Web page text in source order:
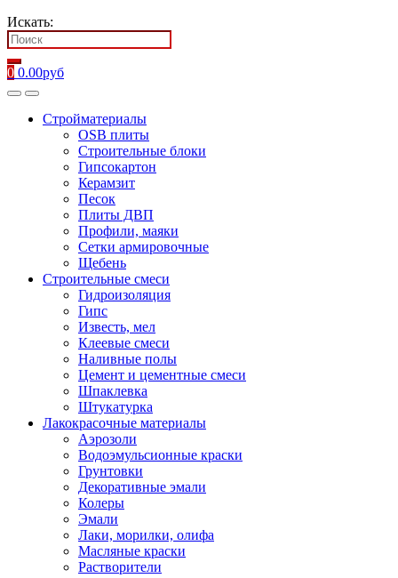
Искать:
0 0.00руб
Стройматериалы
OSB плиты
Строительные блоки
Гипсокартон
Керамзит
Песок
Плиты ДВП
Профили, маяки
Сетки армировочные
Щебень
Строительные смеси
Гидроизоляция
Гипс
Известь, мел
Клеевые смеси
Наливные полы
Цемент и цементные смеси
Шпаклевка
Штукатурка
Лакокрасочные материалы
Аэрозоли
Водоэмульсионные краски
Грунтовки
Декоративные эмали
Колеры
Эмали
Лаки, морилки, олифа
Масляные краски
Растворители